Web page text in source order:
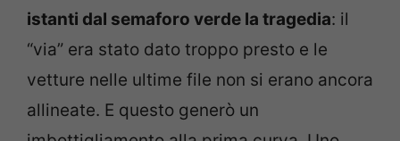
istanti dal semaforo verde la tragedia: il
“via” era stato dato troppo presto e le
vetture nelle ultime file non si erano ancora
allineate. E questo generò un